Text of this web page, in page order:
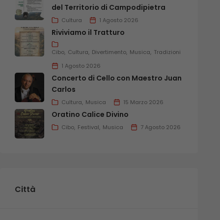
del Territorio di Campodipietra
Cultura 1 Agosto 2026
Riviviamo il Tratturo
Cibo Cultura Divertimento Musica Tradizioni
1 Agosto 2026
Concerto di Cello con Maestro Juan
Carlos
Cultura Musica 15 Marzo 2026
Oratino Calice Divino
Cibo Festival Musica 7 Agosto 2026
Città